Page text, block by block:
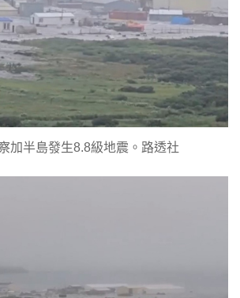
加半島發生8.8級地震。路透社